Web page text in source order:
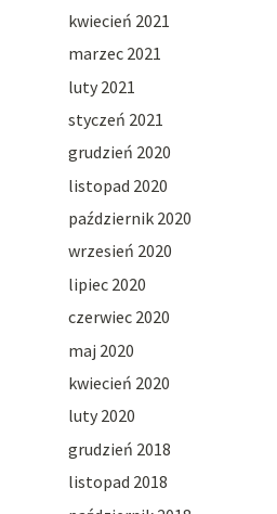
kwiecień 2021
marzec 2021
luty 2021
styczeń 2021
grudzień 2020
listopad 2020
październik 2020
wrzesień 2020
lipiec 2020
czerwiec 2020
maj 2020
kwiecień 2020
luty 2020
grudzień 2018
listopad 2018